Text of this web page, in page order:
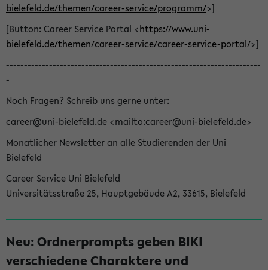
bielefeld.de/themen/career-service/programm/>]
[Button: Career Service Portal <https://www.uni-
bielefeld.de/themen/career-service/career-service-portal/>]
-----------------------------------------------------------------------
-
Noch Fragen? Schreib uns gerne unter:
career@uni-bielefeld.de <mailto:career@uni-bielefeld.de>
Monatlicher Newsletter an alle Studierenden der Uni
Bielefeld
Career Service Uni Bielefeld
Universitätsstraße 25, Hauptgebäude A2, 33615, Bielefeld
Neu: Ordnerprompts geben BIKI
verschiedene Charaktere und